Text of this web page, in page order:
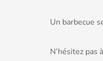
Un barbecue
N’hésitez pas